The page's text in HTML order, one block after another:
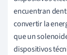
encuentran
convertir la
que un
dispositivos